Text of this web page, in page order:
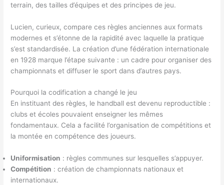
terrain, des tailles d’équipes et des principes de jeu.
Lucien, curieux, compare ces règles anciennes aux formats
modernes et s’étonne de la rapidité avec laquelle la pratique
s’est standardisée. La création d’une fédération internationale
en 1928 marque l’étape suivante : un cadre pour organiser des
championnats et diffuser le sport dans d’autres pays.
Pourquoi la codification a changé le jeu
En instituant des règles, le handball est devenu reproductible :
clubs et écoles pouvaient enseigner les mêmes
fondamentaux. Cela a facilité l’organisation de compétitions et
la montée en compétence des joueurs.
Uniformisation : règles communes sur lesquelles s’appuyer.
Compétition : création de championnats nationaux et
internationaux.